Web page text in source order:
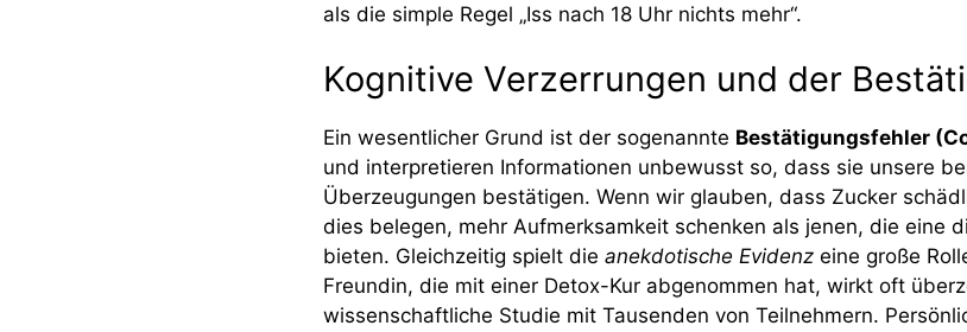
als die simple Regel „Iss nach 18 Uhr nichts mehr“.
Kognitive Verzerrungen und der
Ein wesentlicher Grund ist der sogenannte Bestätigungsfehler
und interpretieren Informationen unbewusst so, dass sie unsere
Überzeugungen bestätigen. Wenn wir glauben, dass Zucker
dies belegen, mehr Aufmerksamkeit schenken als jenen, die eine
bieten. Gleichzeitig spielt die anekdotische Evidenz eine große
Freundin, die mit einer Detox-Kur abgenommen hat, wirkt oft
wissenschaftliche Studie mit Tausenden von Teilnehmern.